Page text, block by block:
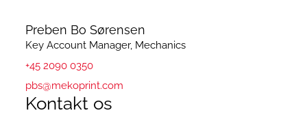
Preben Bo Sørensen
Key Account Manager, Mechanics
+45 2090 0350
pbs@mekoprint.com
Kontakt os